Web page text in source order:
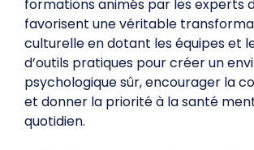
formations animés par les experts
favorisent une véritable
culturelle en dotant les équipes et
d’outils pratiques pour créer un
psychologique sûr, encourager la
et donner la priorité à la santé
quotidien.